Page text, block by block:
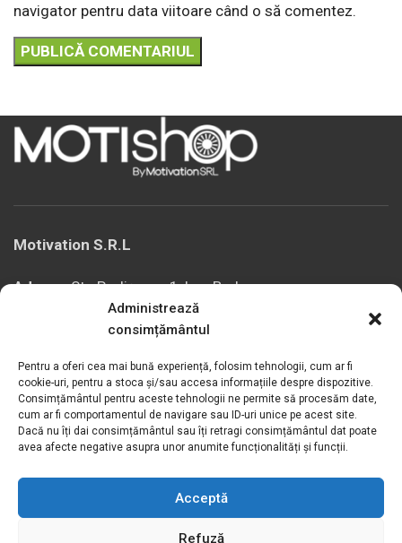
Administrează
consimțământul
Pentru a oferi cea mai bună experiență, folosim tehnologii, cum ar fi
cookie-uri, pentru a stoca și/sau accesa informațiile despre dispozitive.
Consimțământul pentru aceste tehnologii ne permite să procesăm date,
cum ar fi comportamentul de navigare sau ID-uri unice pe acest site.
Dacă nu îți dai consimțământul sau îți retragi consimțământul dat poate
avea afecte negative asupra unor anumite funcționalități și funcții.
Acceptă
Refuză
navigator pentru data viitoare când o să comentez.
Motivation S.R.L
Adresa:Str. Podișor nr.1, loc. Buda
com. Cornetu, jud. Ilfov, România
0800.030.762
Telefon / Fax:
+4021.369.27.72
Email: sales@motivation.ro
Website: www.motishop.ro
INFORMAȚII LEGALE